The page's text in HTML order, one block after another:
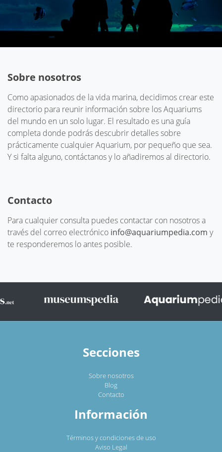
Sobre nosotros
Como apasionados de la vida marina, decidimos crear este
directorio para reunir información sobre los Aquariums
del mundo en un solo lugar. El resultado es una guía
completa donde podrás descubrir detalles sobre
prácticamente cualquier Aquarium, por pequeño que sea.
Y si falta alguno, contáctanos y lo añadiremos al directorio.
Contacto
Para cualquier consulta puedes contactar con nosotros a
través del correo electrónico info@aquariumpedia.com y
te responderemos lo antes posible.
Secciones
Sobre nosotros
Blog
Contacto
Información
Términos y condiciones de uso
Aviso Legal